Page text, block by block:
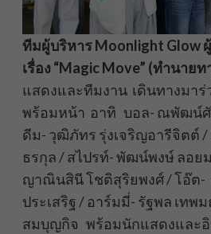
ทีมผู้บริหารMoonlight Glow
เรื่อง “Magic Move” (ทำนาย
แสดงและทีมงาน เดินทางมา
พร้อมหน้า อาทิ บอล- ณพัฒน์ศั
ดีม- วุฒิภัทร รุ่งเจริญอารีจิตต์
ธรกุล / สไปรท์- พัฒน์พงษ์ ลอย
ญาณินสินี โชติสุริยพงศ์ / โอ๊ต-
ประเสริฐ / อาร์มมี่- รัฐพล เทพ
สมบุญกิจ พร้อมนักแสดงและอิ